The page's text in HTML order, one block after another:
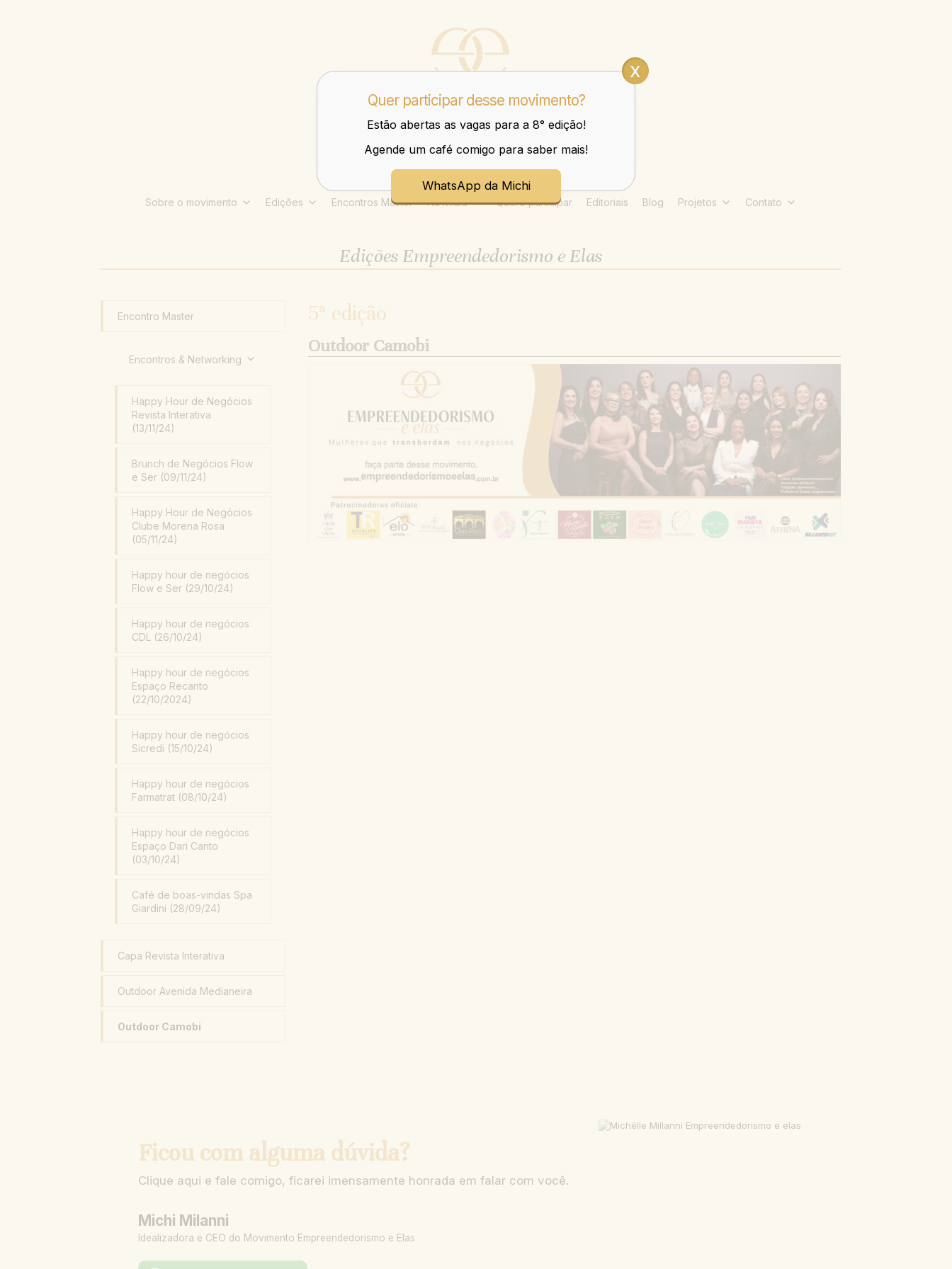
Mulheres que transbordam nos negócios e na vida.
Sobre o movimento Edições Encontros Master Na Mídia Quero participar Editoriais Blog Projetos Contato
Edições Empreendedorismo e Elas
Encontro Master
Encontros & Networking
Happy Hour de Negócios
Revista Interativa
(13/11/24)
Brunch de Negócios Flow
e Ser (09/11/24)
Happy Hour de Negócios
Clube Morena Rosa
(05/11/24)
Happy hour de negócios
Flow e Ser (29/10/24)
Happy hour de negócios
CDL (26/10/24)
Happy hour de negócios
Espaço Recanto
(22/10/2024)
Happy hour de negócios
Sicredi (15/10/24)
Happy hour de negócios
Farmatrat (08/10/24)
Happy hour de negócios
Espaço Dari Canto
(03/10/24)
Café de boas-vindas Spa
Giardini (28/09/24)
Capa Revista Interativa
Outdoor Avenida Medianeira
Outdoor Camobi
5ª edição
Outdoor Camobi
Ficou com alguma dúvida?
Clique aqui e fale comigo, ficarei imensamente honrada em falar com você.
Michi Milanni
Idealizadora e CEO do Movimento Empreendedorismo e Elas
Quer participar desse movimento?
Estão abertas as vagas para a 8° edição!
Agende um café comigo para saber mais!
WhatsApp da Michi
x